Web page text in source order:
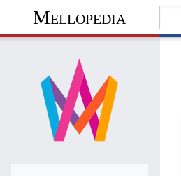
Mellopedia